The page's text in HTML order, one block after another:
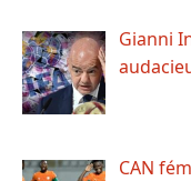
Gianni
CAN